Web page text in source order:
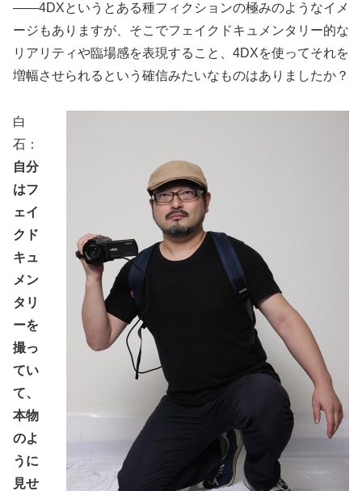
――4DXというとある種フィクションの極みのようなイメ
ージもありますが、そこでフェイクドキュメンタリー的な
リアリティや臨場感を表現すること、4DXを使ってそれを
増幅させられるという確信みたいなものはありましたか？
白
石：
自分
はフ
ェイ
クド
キュ
メン
タリ
ーを
撮っ
てい
て、
本物
のよ
うに
見せ